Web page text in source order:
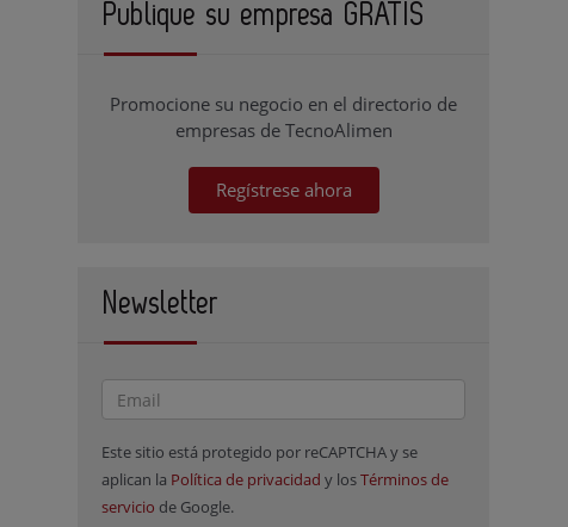
Publique su empresa GRATIS
Promocione su negocio en el directorio de
empresas de TecnoAlimen
Regístrese ahora
Newsletter
Este sitio está protegido por reCAPTCHA y se
aplican la Política de privacidad y losTérminos de
servicio de Google.